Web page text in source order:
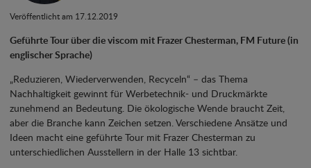
Veröffentlicht am 17.12.2019
Geführte Tour über die viscom mit Frazer Chesterman, FM Future (in
englischer Sprache)
„Reduzieren, Wiederverwenden, Recyceln“ – das Thema
Nachhaltigkeit gewinnt für Werbetechnik- und Druckmärkte
zunehmend an Bedeutung. Die ökologische Wende braucht Zeit,
aber die Branche kann Zeichen setzen. Verschiedene Ansätze und
Ideen macht eine geführte Tour mit Frazer Chesterman zu
unterschiedlichen Ausstellern in der Halle 13 sichtbar.